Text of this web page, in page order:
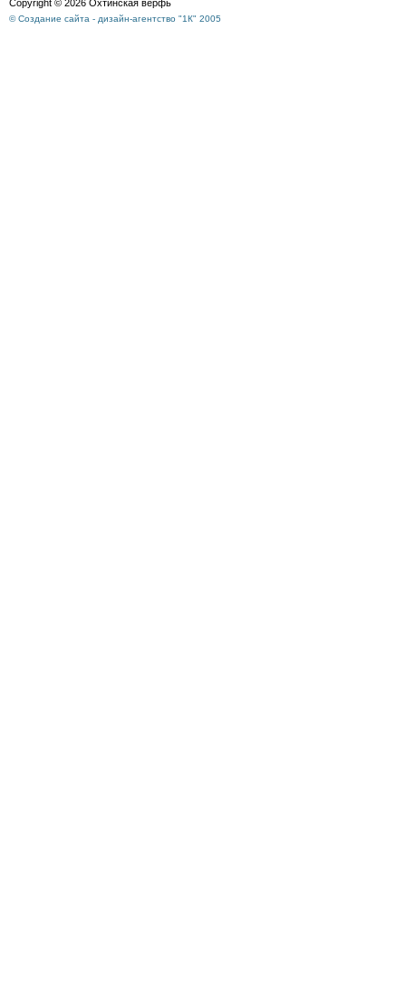
Copyright © 2026 Охтинская верфь
© Создание сайта - дизайн-агентство "1К" 2005